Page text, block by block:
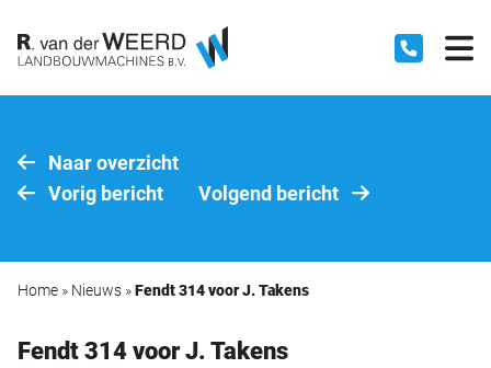
Naar overzicht
Vorig bericht
Volgend bericht
Home » Nieuws »Fendt 314 voor J. Takens
Fendt 314 voor J. Takens